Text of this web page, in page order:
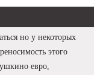
но у некоторых
этого
евро,